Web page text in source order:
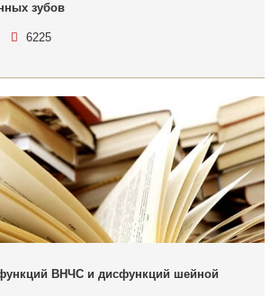
зубов
6225
ВНЧС и дисфункций шейной